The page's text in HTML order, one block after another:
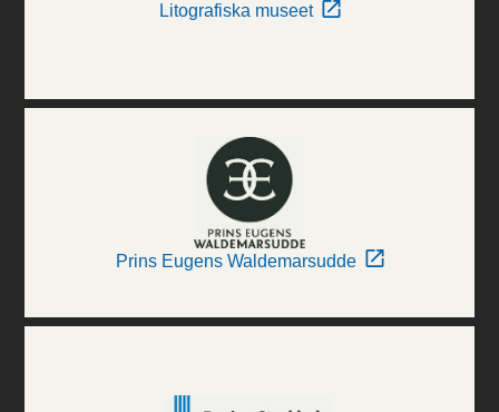
Litografiska museet
Prins Eugens Waldemarsudde